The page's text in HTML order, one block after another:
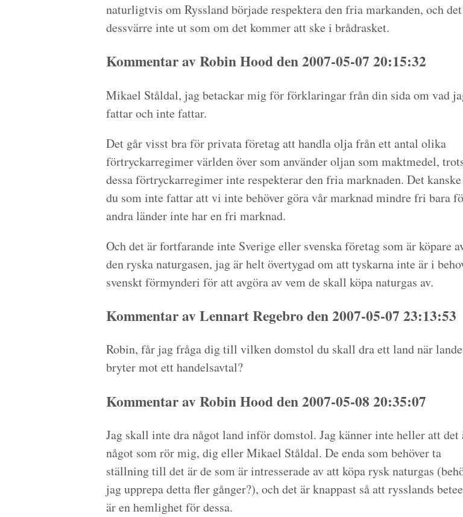
naturligtvis om Ryssland började respektera den fria markanden, och
dessvärre inte ut som om det kommer att ske i brådrasket.
Kommentar av Robin Hood den 2007-05-07 20:15:32
Mikael Ståldal, jag betackar mig för förklaringar från din sida om vad
fattar och inte fattar.
Det går visst bra för privata företag att handla olja från ett antal olika
förtryckarregimer världen över som använder oljan som maktmedel,
dessa förtryckarregimer inte respekterar den fria marknaden. Det
du som inte fattar att vi inte behöver göra vår marknad mindre fri bara
andra länder inte har en fri marknad.
Och det är fortfarande inte Sverige eller svenska företag som är köpare
den ryska naturgasen, jag är helt övertygad om att tyskarna inte är i
svenskt förmynderi för att avgöra av vem de skall köpa naturgas av.
Kommentar av Lennart Regebro den 2007-05-07 23:13:53
Robin, får jag fråga dig till vilken domstol du skall dra ett land när
bryter mot ett handelsavtal?
Kommentar av Robin Hood den 2007-05-08 20:35:07
Jag skall inte dra något land inför domstol. Jag känner inte heller att det
något som rör mig, dig eller Mikael Ståldal. De enda som behöver ta
ställning till det är de som är intresserade av att köpa rysk naturgas
jag upprepa detta fler gånger?), och det är knappast så att rysslands
är en hemlighet för dessa.